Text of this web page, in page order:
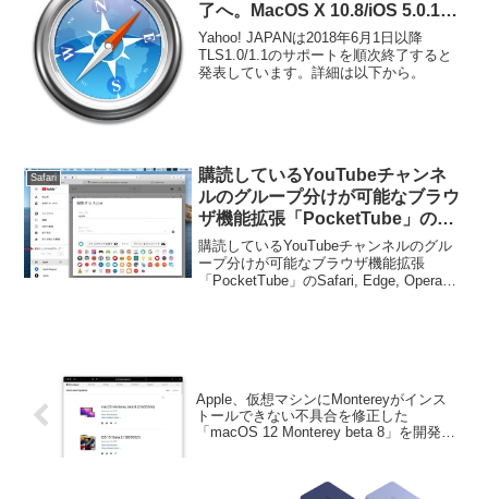
了へ。MacOS X 10.8/iOS 5.0.1以
前のOSは対応が必要に。
Yahoo! JAPANは2018年6月1日以降
TLS1.0/1.1のサポートを順次終了すると
発表しています。詳細は以下から。
Safari
購読しているYouTubeチャンネ
ルのグループ分けが可能なブラウ
ザ機能拡張「PocketTube」の
Safari, Edge, Opera用機能拡張が
リリース。
購読しているYouTubeチャンネルのグル
ープ分けが可能なブラウザ機能拡張
「PocketTube」のSafari, Edge, Opera用
Apple、仮想マシンにMontereyがインス
トールできない不具合を修正した
「macOS 12 Monterey beta 8」を開発者